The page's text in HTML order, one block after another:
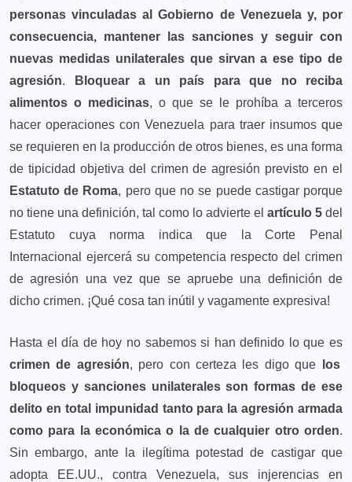
personas vinculadas al Gobierno de Venezuela y, por
consecuencia, mantener las sanciones y seguir con
nuevas medidas unilaterales que sirvan a ese tipo de
agresión.
Bloquear a un país para que no reciba
alimentos o medicinas, o que se le prohíba a terceros
hacer operaciones con Venezuela para traer insumos que
se requieren en la producción de otros bienes, es una forma
de tipicidad objetiva del crimen de agresión previsto en el
Estatuto de Roma, pero que no se puede castigar porque
no tiene una definición, tal como lo advierte el artículo 5 del
Estatuto cuya norma indica que la Corte Penal
Internacional ejercerá su competencia respecto del crimen
de agresión una vez que se apruebe una definición de
dicho crimen. ¡Qué cosa tan inútil y vagamente expresiva!
Hasta el día de hoy no sabemos si han definido lo que es
crimen de agresión, pero con certeza les digo que los
bloqueos y sanciones unilaterales son formas de ese
delito en total impunidad tanto para la agresión armada
como para la económica o la de cualquier otro orden.
Sin embargo, ante la ilegítima potestad de castigar que
adopta EE.UU., contra Venezuela, sus injerencias en